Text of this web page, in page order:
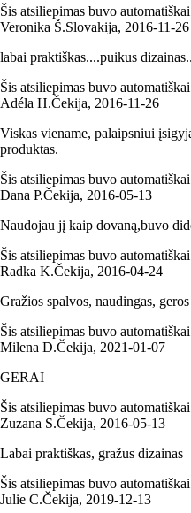
Šis atsiliepimas buvo
Veronika Š.Slovakija, 2016‑11‑26
labai praktiškas....puikus
Šis atsiliepimas buvo
Adéla H.Čekija, 2016‑11‑26
Viskas viename, palaipsniui
produktas.
Šis atsiliepimas buvo
Dana P.Čekija, 2016‑05‑13
Naudojau jį kaip dovaną,buvo
Šis atsiliepimas buvo
Radka K.Čekija, 2016‑04‑24
Gražios spalvos, naudingas,
Šis atsiliepimas buvo
Milena D.Čekija, 2021‑01‑07
GERAI
Šis atsiliepimas buvo
Zuzana S.Čekija, 2016‑05‑13
Labai praktiškas, gražus dizainas
Šis atsiliepimas buvo
Julie C.Čekija, 2019‑12‑13